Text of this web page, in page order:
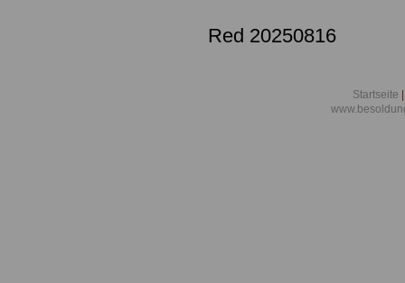
Red 20250816
Startseite